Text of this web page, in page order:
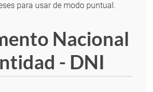
para usar de modo puntual.
Nacional
- DNI